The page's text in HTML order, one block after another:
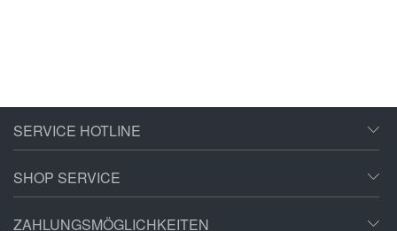
SERVICE HOTLINE
SHOP SERVICE
ZAHLUNGSMÖGLICHKEITEN